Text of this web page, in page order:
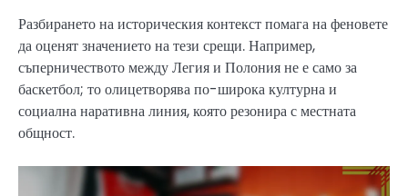
Разбирането на историческия контекст помага на феновете
да оценят значението на тези срещи. Например,
съперничеството между Легия и Полония не е само за
баскетбол; то олицетворява по-широка културна и
социална наративна линия, която резонира с местната
общност.